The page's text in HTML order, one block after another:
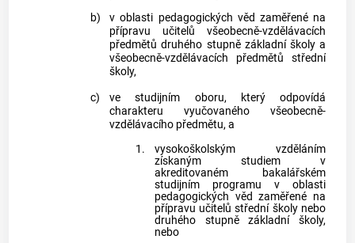
b)
v oblasti pedagogických věd zaměřené na
přípravu učitelů všeobecně-vzdělávacích
předmětů druhého stupně základní školy a
všeobecně-vzdělávacích předmětů střední
školy,
c)
ve studijním oboru, který odpovídá
charakteru vyučovaného všeobecně-
vzdělávacího předmětu, a
1.
vysokoškolským vzděláním
získaným studiem v
akreditovaném bakalářském
studijním programu v oblasti
pedagogických věd zaměřené na
přípravu učitelů střední školy nebo
druhého stupně základní školy,
nebo